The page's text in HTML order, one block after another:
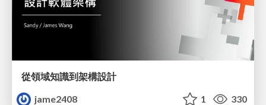
從領域知識到架構設計
jame2408
1 330